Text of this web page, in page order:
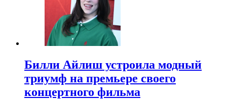
Билли Айлиш устроила модный
триумф на премьере своего
концертного фильма